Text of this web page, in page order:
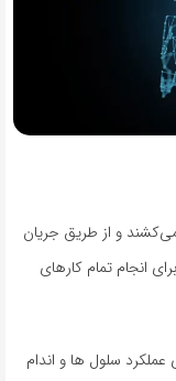
و از طریق جریان
انجام تمام کارهای
سلول ها و اندام